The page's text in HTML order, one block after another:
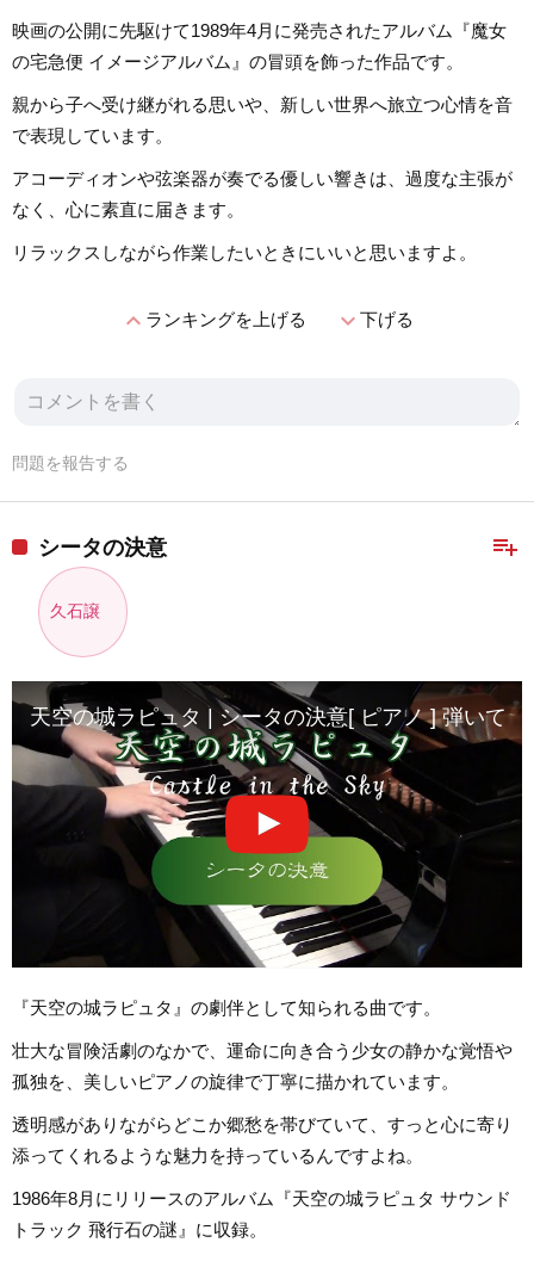
映画の公開に先駆けて1989年4月に発売されたアルバム『魔女
の宅急便 イメージアルバム』の冒頭を飾った作品です。
親から子へ受け継がれる思いや、新しい世界へ旅立つ心情を音
で表現しています。
アコーディオンや弦楽器が奏でる優しい響きは、過度な主張が
なく、心に素直に届きます。
リラックスしながら作業したいときにいいと思いますよ。
expand_lessランキングを上げる expand_more下げる
問題を報告する
playlist_add
シータの決意
久石譲
天空の城ラピュタ | シータの決意[ ピアノ ] 弾いて
『天空の城ラピュタ』の劇伴として知られる曲です。
壮大な冒険活劇のなかで、運命に向き合う少女の静かな覚悟や
孤独を、美しいピアノの旋律で丁寧に描かれています。
透明感がありながらどこか郷愁を帯びていて、すっと心に寄り
添ってくれるような魅力を持っているんですよね。
1986年8月にリリースのアルバム『天空の城ラピュタ サウンド
トラック 飛行石の謎』に収録。